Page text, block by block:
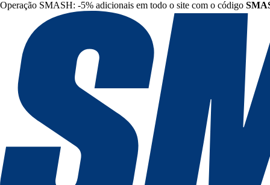
Operação SMASH: -5% adicionais em todo o site com o código